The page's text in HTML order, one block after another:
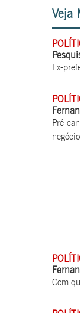
Veja
Ex-
Pré-
Com